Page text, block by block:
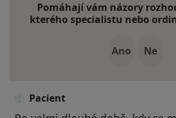
Pomáhají vám názory
kterého specialistu nebo
Ano Ne
Pacient